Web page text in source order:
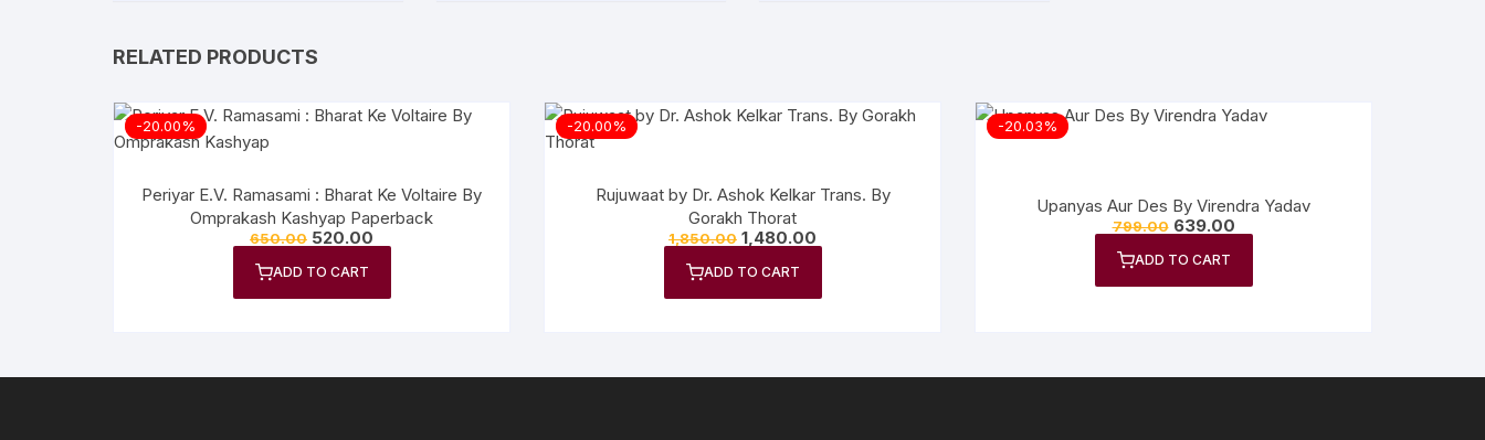
RELATED PRODUCTS
-20.00%
Periyar E.V. Ramasami : Bharat Ke Voltaire By
Omprakash Kashyap Paperback
650.00 520.00
ADD TO CART
-20.00%
Rujuwaat by Dr. Ashok Kelkar Trans. By
Gorakh Thorat
1,850.00 1,480.00
ADD TO CART
-20.03%
Upanyas Aur Des By Virendra Yadav
799.00 639.00
ADD TO CART